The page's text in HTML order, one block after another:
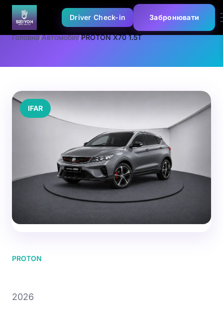
Driver Check-in Забронювати
Головна/Автомобілі/PROTON X70 1.5T
IFAR
PROTON
2026